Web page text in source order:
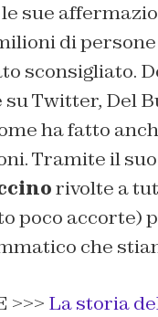
sue
di
sconsigliato.
su Twitter, Del
ha fatto
Tramite il
rivolte a
poco accorte)
che
>>> La storia